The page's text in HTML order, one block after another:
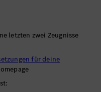
letzten zwei Zeugnisse
für deine